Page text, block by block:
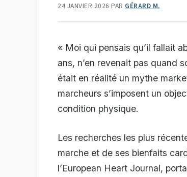
24 JANVIER 2026 PAR GÉRARD M.
« Moi qui pensais qu’il fallait
ans, n’en revenait pas quand
était en réalité un mythe
marcheurs s’imposent un
condition physique.
Les recherches les plus
marche et de ses bienfaits
l’European Heart Journal,